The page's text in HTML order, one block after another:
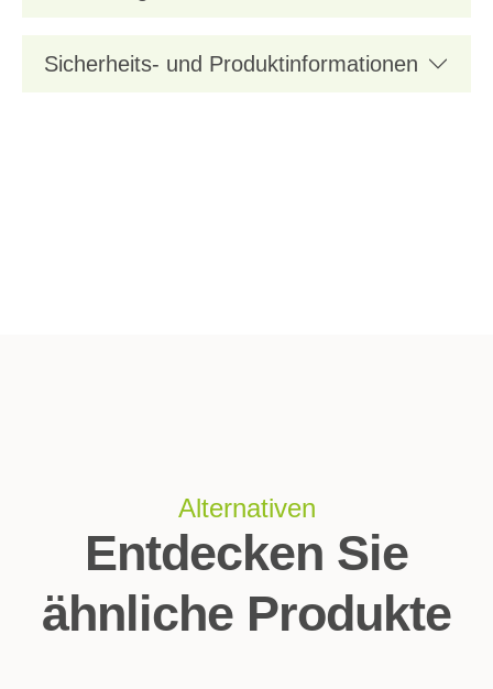
Sicherheits- und Produktinformationen
Alternativen
Entdecken Sie
ähnliche Produkte